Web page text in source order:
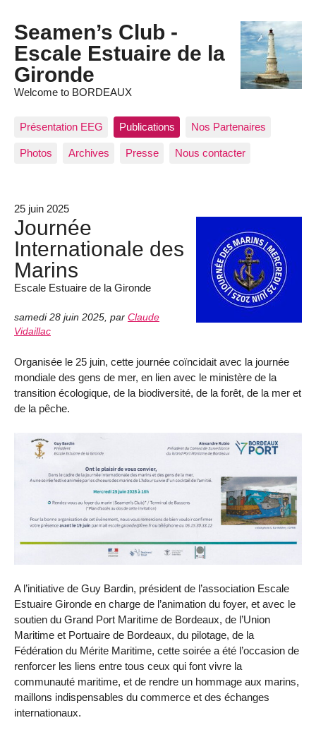
Seamen’s Club -
Escale Estuaire de la
Gironde
Welcome to BORDEAUX
Présentation EEG Publications Nos Partenaires
Photos Archives Presse Nous contacter
25 juin 2025
Journée
Internationale des
Marins
Escale Estuaire de la Gironde
samedi 28 juin 2025 par Claude
Vidaillac
Organisée le 25 juin, cette journée coïncidait avec la journée
mondiale des gens de mer, en lien avec le ministère de la
transition écologique, de la biodiversité, de la forêt, de la mer et
de la pêche.
A l’initiative de Guy Bardin, président de l’association Escale
Estuaire Gironde en charge de l’animation du foyer, et avec le
soutien du Grand Port Maritime de Bordeaux, de l’Union
Maritime et Portuaire de Bordeaux, du pilotage, de la
Fédération du Mérite Maritime, cette soirée a été l’occasion de
renforcer les liens entre tous ceux qui font vivre la
communauté maritime, et de rendre un hommage aux marins,
maillons indispensables du commerce et des échanges
internationaux.